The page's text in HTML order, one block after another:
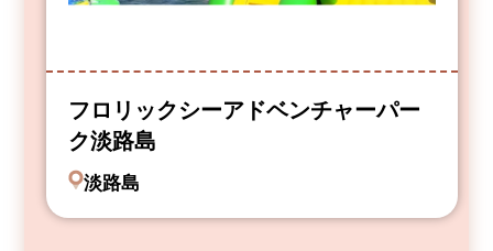
フロリックシーアドベンチャーパー
ク淡路島
淡路島